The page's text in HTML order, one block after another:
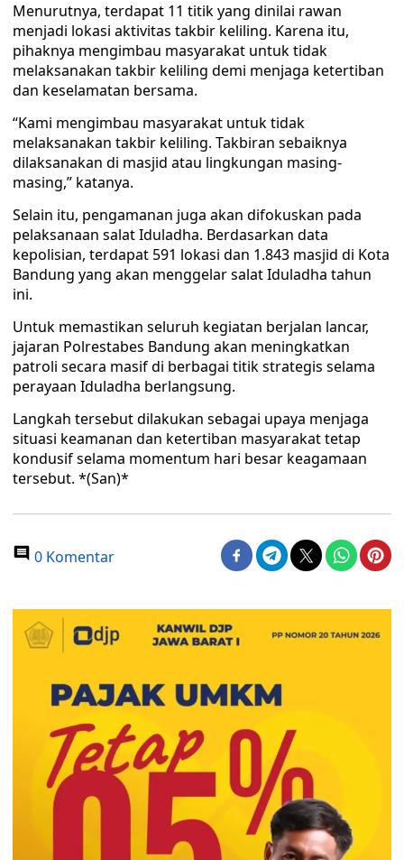
Menurutnya, terdapat 11 titik yang dinilai rawan
menjadi lokasi aktivitas takbir keliling. Karena itu,
pihaknya mengimbau masyarakat untuk tidak
melaksanakan takbir keliling demi menjaga ketertiban
dan keselamatan bersama.
“Kami mengimbau masyarakat untuk tidak
melaksanakan takbir keliling. Takbiran sebaiknya
dilaksanakan di masjid atau lingkungan masing-
masing,” katanya.
Selain itu, pengamanan juga akan difokuskan pada
pelaksanaan salat Iduladha. Berdasarkan data
kepolisian, terdapat 591 lokasi dan 1.843 masjid di Kota
Bandung yang akan menggelar salat Iduladha tahun
ini.
Untuk memastikan seluruh kegiatan berjalan lancar,
jajaran Polrestabes Bandung akan meningkatkan
patroli secara masif di berbagai titik strategis selama
perayaan Iduladha berlangsung.
Langkah tersebut dilakukan sebagai upaya menjaga
situasi keamanan dan ketertiban masyarakat tetap
kondusif selama momentum hari besar keagamaan
tersebut. *(San)*
0 Komentar